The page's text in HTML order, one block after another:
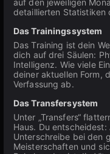
auf den jeweiligen
detaillierten Statistiken
Das Trainingssystem
Das Training ist dein
dich auf drei Säulen:
Intelligenz. Wie viele
deiner aktuellen Form,
Verfassung ab.
Das Transfersystem
Unter „Transfers“
Haus. Du entscheidest:
Unterschreibe bei den
Meisterschaften und